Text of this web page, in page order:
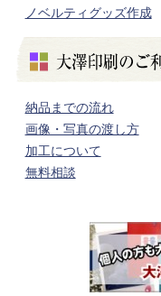
ノベルティグッズ作成
納品までの流れ
画像・写真の渡し方
加工について
無料相談